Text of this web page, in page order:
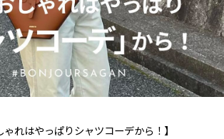
ゃれはやっぱりシャツコーデから！】